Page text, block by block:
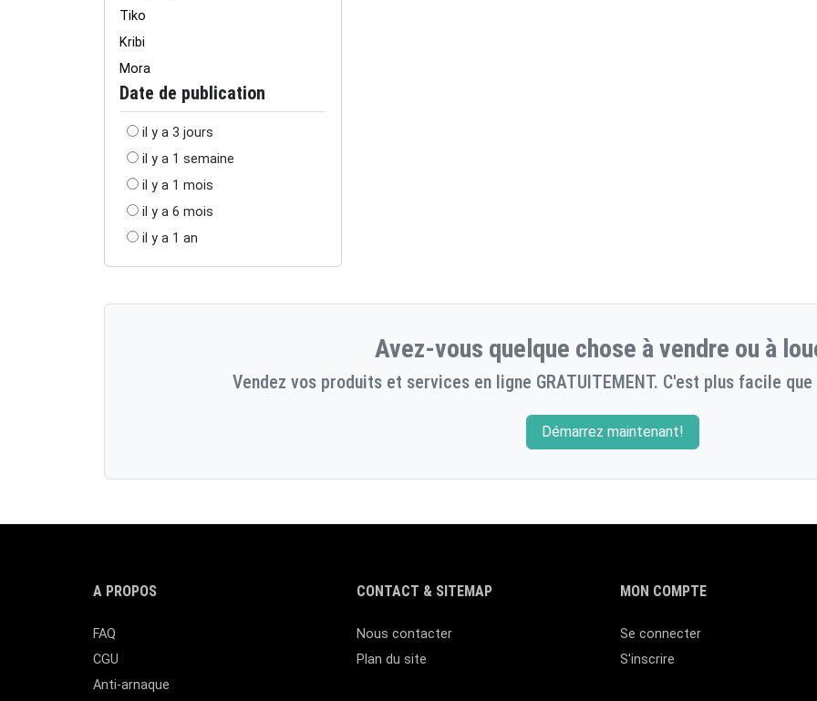
Tiko
Kribi
Mora
Date de publication
il y a 3 jours
il y a 1 semaine
il y a 1 mois
il y a 6 mois
il y a 1 an
Avez-vous quelque chose à vendre ou à
Vendez vos produits et services en ligne GRATUITEMENT. C'est plus facile
Démarrez maintenant!
A PROPOS
FAQ
CGU
Anti-arnaque
CONTACT & SITEMAP
Nous contacter
Plan du site
MON COMPTE
Se connecter
S'inscrire